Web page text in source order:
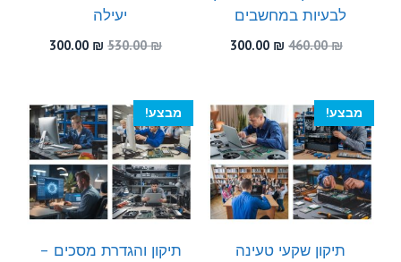
לבעיות במחשבים
460.00₪
המחיר
460.00 ₪.
300.00 ₪
300.00 ₪.
יעילה
530.00₪
המחיר
530.00 ₪.
300.00 ₪
המחיר
300.00 ₪.
מבצע!
תיקון שקעי טעינה
מבצע!
תיקון והגדרת מסכים –